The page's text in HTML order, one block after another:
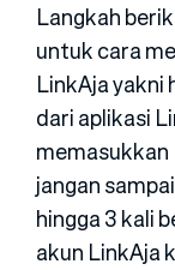
Langkah
untuk cara
LinkAja yakni
dari aplikasi
memasukkan
jangan
hingga 3 kali
akun LinkAja